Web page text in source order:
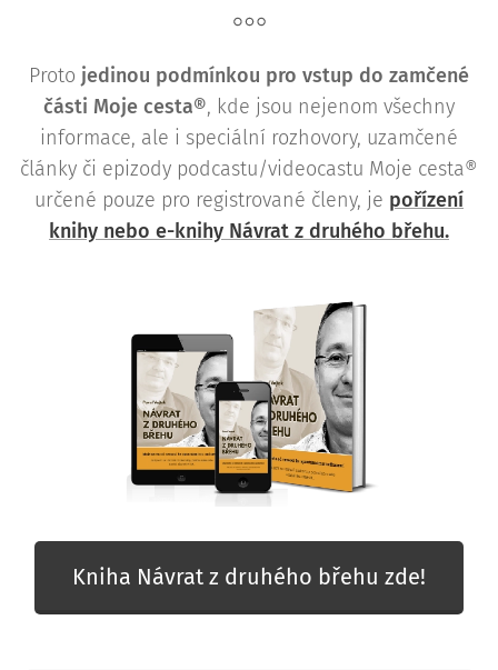
Proto jedinou podmínkou pro vstup do zamčené
části Moje cesta®, kde jsou nejenom všechny
informace, ale i speciální rozhovory, uzamčené
články či epizody podcastu/videocastu Moje cesta®
určené pouze pro registrované členy, je pořízení
knihy nebo e-knihy Návrat z druhého břehu.
Kniha Návrat z druhého břehu zde!